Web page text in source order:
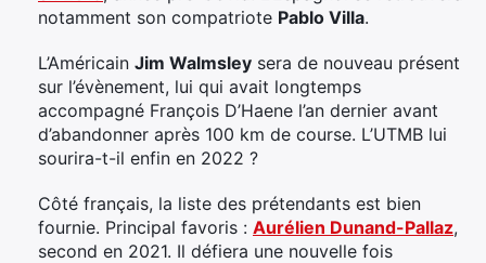
notamment son compatriote Pablo Villa.
L’Américain Jim Walmsley sera de nouveau présent
sur l’évènement, lui qui avait longtemps
accompagné François D’Haene l’an dernier avant
d’abandonner après 100 km de course. L’UTMB lui
sourira-t-il enfin en 2022 ?
Côté français, la liste des prétendants est bien
fournie. Principal favoris : Aurélien Dunand-Pallaz,
second en 2021. Il défiera une nouvelle fois